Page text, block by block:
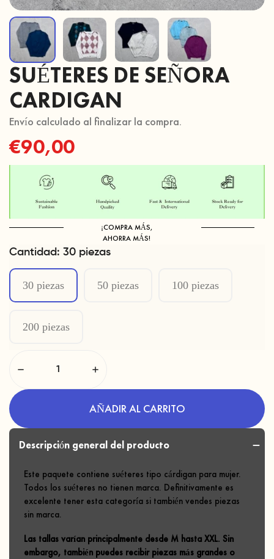
SUÉTERES DE SEÑORA
CARDIGAN
Envío calculado al finalizar la compra.
Regular
price
€90,00
¡COMPRA MÁS,
AHORRA MÁS!
Cantidad: 30 piezas
30 piezas 50 piezas 100 piezas
200 piezas
AÑADIR AL CARRITO
Descripción general del producto
Este paquete contiene suéteres tipo cárdigan para mujer.
Todos los suéteres no tienen marca. Definitivamente es
excelente tener esta categoría si también vendes piezas
sin marca.
Las tallas varían principalmente desde M hasta XXL. Sin
embargo, también puedes recibir piezas más grandes o